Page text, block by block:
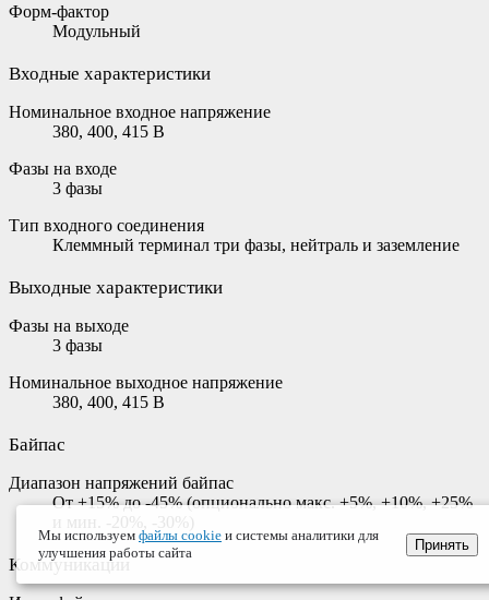
Форм-фактор
Модульный
Входные характеристики
Номинальное входное напряжение
380, 400, 415 В
Фазы на входе
3 фазы
Тип входного соединения
Клеммный терминал три фазы, нейтраль и заземление
Выходные характеристики
Фазы на выходе
3 фазы
Номинальное выходное напряжение
380, 400, 415 В
Байпас
Диапазон напряжений байпас
От +15% до -45% (опционально макс. +5%, +10%, +25%
и мин. -20%, -30%)
Коммуникации
Мы используем файлы cookie и системы аналитики для
улучшения работы сайта
Принять